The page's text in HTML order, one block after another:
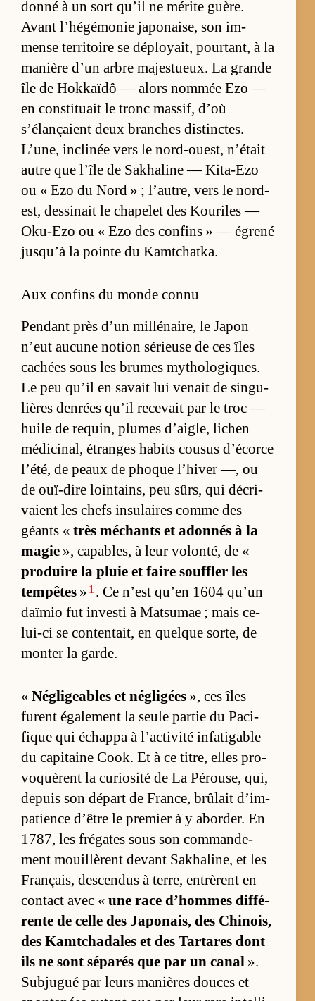
donné à un sort qu’il ne mé­rite guère.
Avant l’­hé­gé­mo­nie ja­po­nai­se, son im­
mense ter­ri­toire se dé­ployait, pour­tant, à la
ma­nière d’un arbre majes­tueux. La grande
île de Hok­kaïdô — alors nom­mée Ezo —
en consti­tuait le tronc mas­sif, d’où
s’élançaient deux branches dis­tinctes.
L’une, in­cli­née vers le nord-ouest, n’était
autre que l’île de Sa­kha­line — Ki­ta-Ezo
ou « Ezo du Nord » ; l’au­tre, vers le nord-
est, des­si­nait le cha­pe­let des Kou­riles —
Oku-Ezo ou « Ezo des confins » — égrené
jusqu’à la pointe du Kamt­chat­ka.
Aux confins du monde connu
Pen­dant près d’un mil­lé­nai­re, le Ja­pon
n’eut au­cune no­tion sé­rieuse de ces îles
ca­chées sous les brumes my­tho­lo­giques.
Le peu qu’il en sa­vait lui ve­nait de sin­gu­
lières den­rées qu’il re­ce­vait par le troc —
huile de requin, plumes d’ai­gle, li­chen
mé­di­ci­nal, étranges ha­bits cou­sus d’écorce
l’été, de peaux de phoque l’­hi­ver —, ou
de ouï-dire loin­tains, peu sûrs, qui dé­cri­
vaient les chefs in­su­laires comme des
géants « très mé­chants et adon­nés à la
ma­gie », ca­pa­bles, à leur vo­lon­té, de «
pro­duire la pluie et faire souf­fler les
tem­pêtes » 1 . Ce n’est qu’en 1604 qu’un
daï­mio fut in­vesti à Mat­su­mae ; mais ce­
lui-ci se conten­tait, en quelque sor­te, de
mon­ter la garde.
« Né­gli­geables et né­gli­gées », ces îles
furent éga­le­ment la seule par­tie du Pa­ci­
fique qui échappa à l’ac­ti­vité in­fa­ti­gable
du ca­pi­taine Co­ok. Et à ce ti­tre, elles pro­
voquèrent la cu­rio­sité de La Pé­rou­se, qui,
de­puis son dé­part de Fran­ce, brû­lait d’im­
pa­tience d’être le pre­mier à y abor­der. En
1787, les fré­gates sous son com­man­de­
ment mouillèrent de­vant Sa­kha­li­ne, et les
Français, des­cen­dus à ter­re, en­trèrent en
contact avec « une race d’hommes dif­fé­
rente de celle des Ja­po­nais, des Chi­nois,
des Kamt­cha­dales et des Tar­tares dont
ils ne sont sé­pa­rés que par un ca­nal ».
Subju­gué par leurs ma­nières douces et